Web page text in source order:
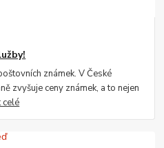
známek. V České
zvyšuje ceny známek, a to nejen
celé